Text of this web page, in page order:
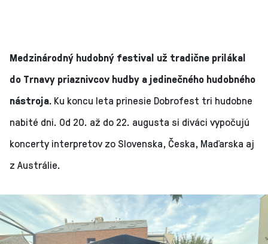
Medzinárodný hudobný festival už tradične prilákal
do Trnavy priaznivcov hudby a jedinečného hudobného
nástroja. Ku koncu leta prinesie Dobrofest tri hudobne
nabité dni. Od 20. až do 22. augusta si diváci vypočujú
koncerty interpretov zo Slovenska, Česka, Maďarska aj
z Austrálie.